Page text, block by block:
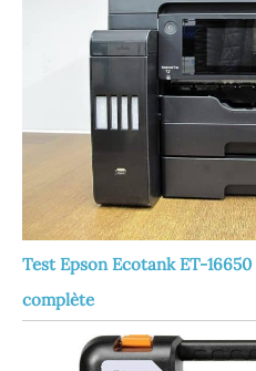
Test Epson Ecotank ET-
complète